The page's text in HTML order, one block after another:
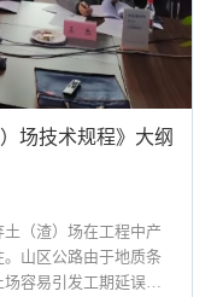
场技术规程》大纲
（渣）场在工程中产
山区公路由于地质条
容易引发工期延误、